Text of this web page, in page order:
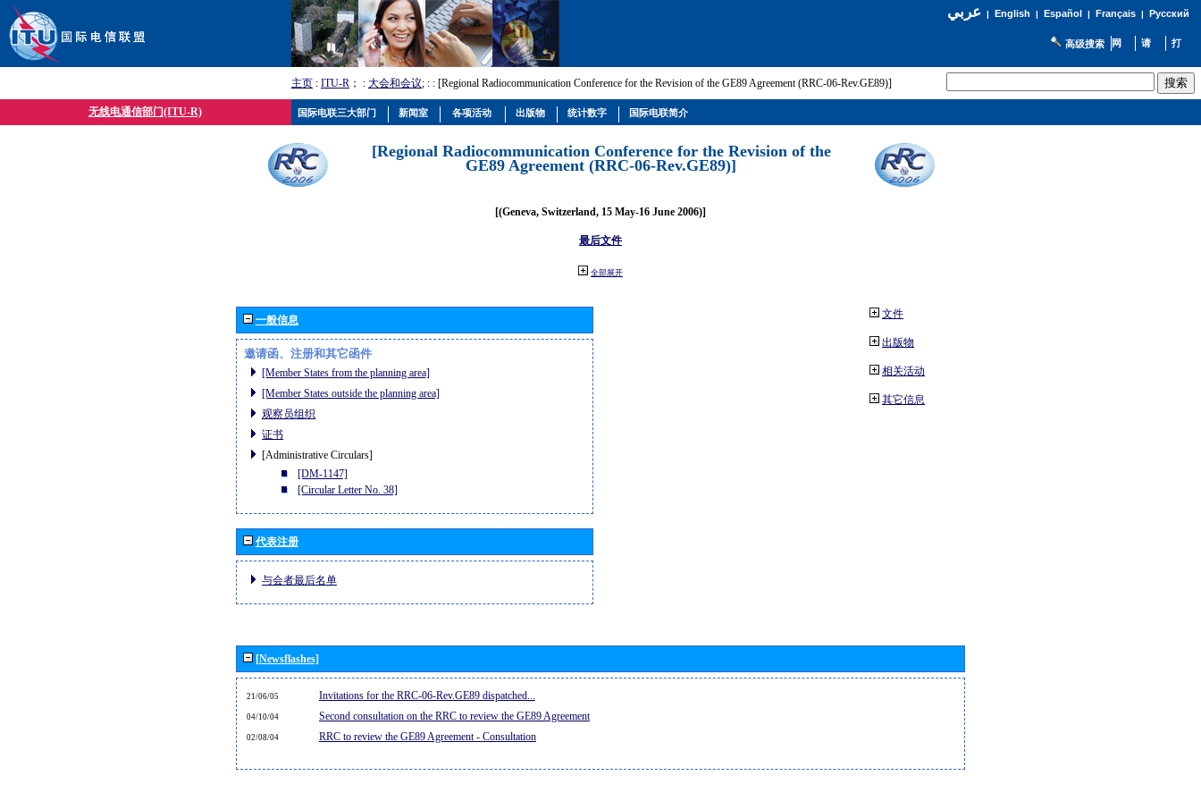
عربي| English | Español | Français| Русский
高级搜索
主页 : ITU-R ； : 大会和会议; : : [Regional Radiocommunication Conference for the Revision of the GE89 Agreement (RRC-06-Rev.GE89)]
无线电通信部门(ITU-R)
[Regional Radiocommunication Conference for the Revision of the
GE89 Agreement (RRC-06-Rev.GE89)]
[(Geneva, Switzerland, 15 May-16 June 2006)]
最后文件
全部展开
一般信息
邀请函、注册和其它函件
[Member States from the planning area]
[Member States outside the planning area]
观察员组织
证书
[Administrative Circulars]
[DM-1147]
[Circular Letter No. 38]
代表注册
与会者最后名单
文件
出版物
相关活动
其它信息
[Newsflashes]
21/06/05 Invitations for the RRC-06-Rev.GE89 dispatched...
04/10/04 Second consultation on the RRC to review the GE89 Agreement
02/08/04 RRC to review the GE89 Agreement - Consultation
国际电联三大部门 新闻室 各项活动 出版物 统计数字 国际电联简介